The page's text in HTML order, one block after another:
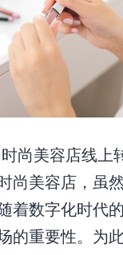
尚美容店线上
尚美容店，虽
着数字化时代
的重要性。为